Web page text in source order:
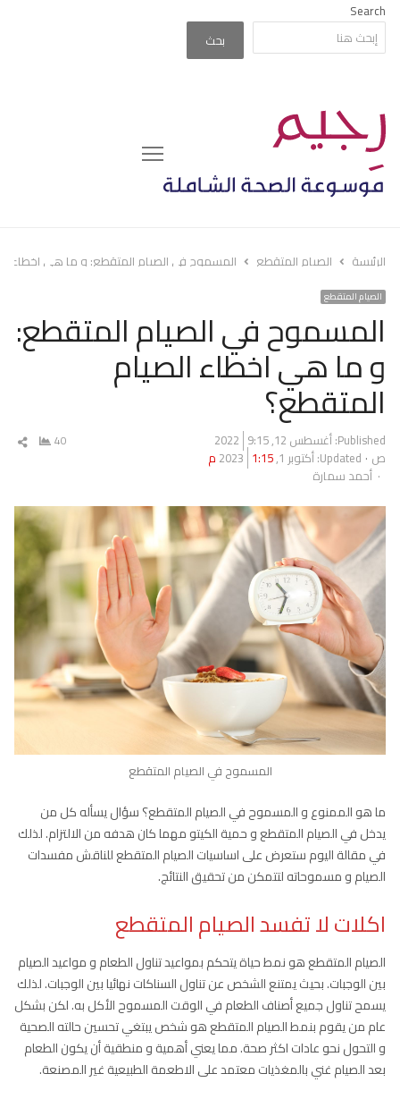
Search
بحث
Menu
الرئيسة الصيام المتقطع المسموح في الصيام المتقطع: و ما هي اخطاء
الصيام المتقطع
المسموح في الصيام المتقطع:
و ما هي اخطاء الصيام
المتقطع؟
Published: أغسطس 12, 2022
9:15
ص Updated: أكتوبر 1, 2023 1:15 م
Author
أحمد سمارة
40
المسموح في الصيام المتقطع
ما هو الممنوع و المسموح في الصيام المتقطع؟ سؤال يسأله كل من
يدخل في الصيام المتقطع و حمية الكيتو مهما كان هدفه من الالتزام. لذلك
في مقالة اليوم ستعرض على اساسيات الصيام المتقطع للناقش مفسدات
الصيام و مسموحاته لتتمكن من تحقيق النتائج.
اكلات لا تفسد الصيام المتقطع
الصيام المتقطع هو نمط حياة يتحكم بمواعيد تناول الطعام و مواعيد الصيام
بين الوجبات. بحيث يمتنع الشخص عن تناول السناكات نهائيا بين الوجبات. لذلك
يسمح تناول جميع أصناف الطعام في الوقت المسموح الأكل به. لكن بشكل
عام من يقوم بنمط الصيام المتقطع هو شخص يبتغي تحسين حالته الصحية
و التحول نحو عادات اكثر صحة. مما يعني أهمية و منطقية أن يكون الطعام
بعد الصيام غني بالمغذيات معتمد على الاطعمة الطبيعية غير المصنعة.